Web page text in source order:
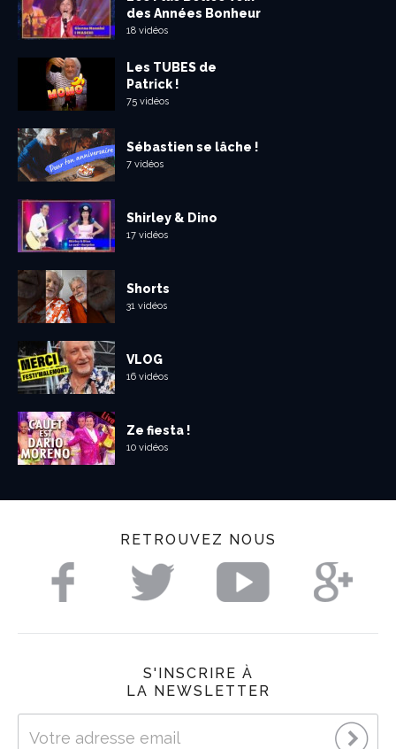
des Années Bonheur
18 vidéos
Les TUBES de
Patrick !
75 vidéos
Sébastien se lâche !
7 vidéos
Shirley & Dino
17 vidéos
Shorts
31 vidéos
VLOG
16 vidéos
Ze fiesta !
10 vidéos
RETROUVEZ NOUS
S'INSCRIRE À
LA NEWSLETTER